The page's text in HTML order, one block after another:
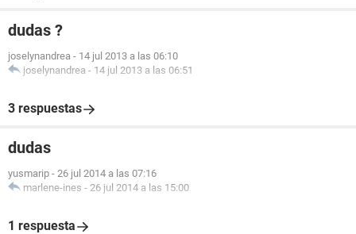
dudas ?
joselynandrea - 14 jul 2013 a las 06:10
joselynandrea - 14 jul 2013 a las 06:51
3 respuestas
dudas
yusmarip - 26 jul 2014 a las 07:16
marlene-ines - 26 jul 2014 a las 15:00
1 respuesta